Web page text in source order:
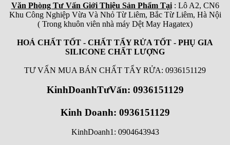
Văn Phòng Tư Vấn Giới Thiệu Sản Phẩm Tại: Lô A2, CN6
Khu Công Nghiệp Vừa Và Nhỏ Từ Liêm, Bắc Từ Liêm, Hà Nội
( Trong khuôn viên nhà máy Dệt May Hagatex)
HOÁ CHẤT TỐT - CHẤT TẨY RỬA TỐT - PHỤ GIA
SILICONE CHẤT LƯỢNG
TƯ VẤN MUA BÁN CHẤT TẨY RỬA: 0936151129
KinhDoanhTưVấn: 0936151129
Kinh Doanh: 0936151129
KinhDoanh1: 0904643943